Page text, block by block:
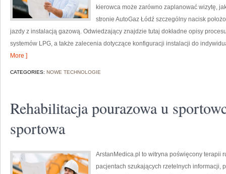
kierowca może zarówno zaplanować wizytę,
stronie AutoGaz Łódź szczególny nacisk
jazdy z instalacją gazową. Odwiedzający znajdzie tutaj dokładne opisy
systemów LPG, a także zalecenia dotyczące konfiguracji instalacji do
More ]
CATEGORIES: NOWE TECHNOLOGIE
Rehabilitacja pourazowa u
sportowa
ArstanMedica.pl to witryna poświęcony terapii
pacjentach szukających rzetelnych informacji,